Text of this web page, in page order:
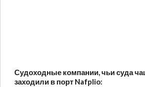
Судоходные компании, чьи суда
заходили в порт Nafplio: